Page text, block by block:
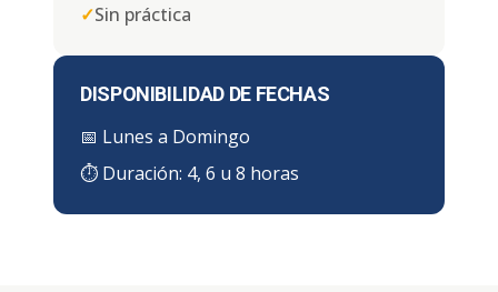
✓Sin práctica
DISPONIBILIDAD DE FECHAS
📅 Lunes a Domingo
⏱ Duración: 4, 6 u 8 horas